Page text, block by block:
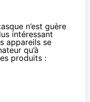
n’est guère
intéressant
appareils se
qu’à
produits :